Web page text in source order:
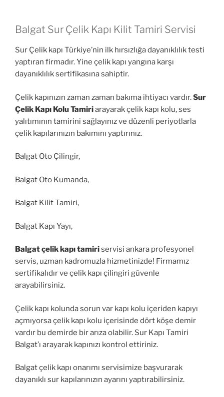
Balgat Sur Çelik Kapı Kilit Tamiri Servisi
Sur Çelik kapı Türkiye’nin ilk hırsızlığa dayanıklılık testi
yaptıran firmadır. Yine çelik kapı yangına karşı
dayanıklılık sertifikasına sahiptir.
Çelik kapınızın zaman zaman bakıma ihtiyacı vardır.Sur
Çelik Kapı Kolu Tamiriarayarak çelik kapı kolu, ses
yalıtımının tamirini sağlayınız ve düzenli periyotlarla
çelik kapılarınızın bakımını yaptırınız.
Balgat Oto Çilingir,
Balgat Oto Kumanda,
Balgat Kilit Tamiri,
Balgat Kapı Yayı,
Balgat çelik kapı tamiriservisi ankara profesyonel
servis, uzman kadromuzla hizmetinizde! Firmamız
sertifikalıdır ve çelik kapı çilingiri güvenle
arayabilirsiniz.
Çelik kapı kolunda sorun var kapı kolu içeriden kapıyı
açmıyorsa çelik kapı kolu içerisinde dört köşe demir
vardır bu demirde bir arıza olabilir. Sur Kapı Tamiri
Balgat’ı arayarak kapınızı kontrol ettiriniz.
Balgat çelik kapı onarımı servisimize başvurarak
dayanıklı sur kapılarınızın ayarını yaptırabilirsiniz.